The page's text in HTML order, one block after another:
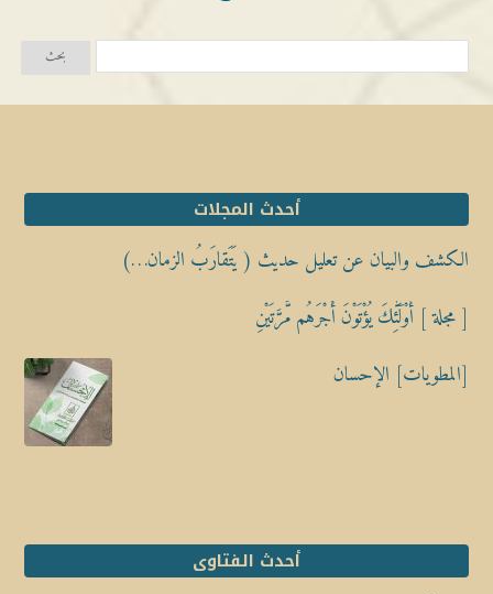
أحدث المجلات
الكشف والبيان عن تعليل حديث ( يَتَقارَبُ الزمان…)
[ مجلة ] أُوْلَٰٓئِكَ يُؤْتَوْنَ أَجْرَهُم مَّرَّتَيْنِ
[المطويات] الإحسان
أحدث الفتاوى